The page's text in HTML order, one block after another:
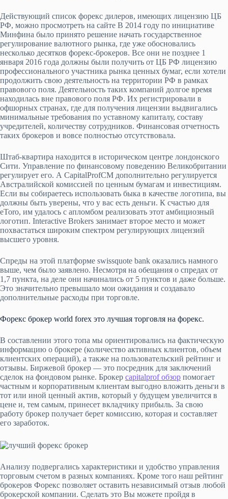
Действующий список форекс дилеров, имеющих лицензию ЦБ
РФ, можно просмотреть на сайте В 2014 году по инициативе
Минфина было принято решение начать государственное
регулирование валютного рынка, где уже обосновались
несколько десятков форекс-брокеров. Все они не позднее 1
января 2016 года должны были получить от ЦБ РФ лицензию
профессионального участника рынка ценных бумаг, если хотели
продолжить свою деятельность на территории РФ в рамках
правового поля. Деятельность таких компаний долгое время
находилась вне правового поля РФ. Их регистрировали в
офшорных странах, где для получения лицензии выдвигались
минимальные требования по уставному капиталу, составу
учредителей, количеству сотрудников. Финансовая отчетность
таких брокеров и вовсе полностью отсутствовала.
Штаб-квартира находится в историческом центре лондонского
Сити. Управление по финансовому поведению Великобритании
регулирует его. А CapitalProfCM дополнительно регулируется
Австралийской комиссией по ценным бумагам и инвестициям.
Если вы собираетесь использовать быка в качестве логотипа, вы
должны быть уверены, что у вас есть деньги. К счастью для
eToro, им удалось с апломбом реализовать этот амбициозный
логотип. Interactive Brokers занимает второе место и может
похвастаться широким спектром регулирующих лицензий
высшего уровня.
Спреды на этой платформе swissquote bank оказались намного
выше, чем было заявлено. Несмотря на обещания о спредах от
1,7 пункта, на деле они начинались от 5 пунктов и даже больше.
Это значительно превышало мои ожидания и создавало
дополнительные расходы при торговле.
Форекс брокер world forex это лучшая торговля на форекс.
В составлении этого топа мы ориентировались на фактическую
информацию о брокере (количество активных клиентов, объем
клиентских операций), а также на пользовательский рейтинг и
отзывы. Биржевой брокер — это посредник для заключений
сделок на фондовом рынке. Брокер capitalprof обзор помогает
частным и корпоративным клиентам выгодно вложить деньги в
тот или иной ценный актив, который у будущем увеличится в
цене и, тем самым, принесет вкладчику прибыль. За свою
работу брокер получает берет комиссию, которая и составляет
его заработок.
Анализу подвергались характеристики и удобство управления
торговым счетом в разных компаниях. Кроме того наш рейтинг
брокеров Форекс позволяет оставить независимый отзыв любой
брокерской компании. Сделать это Вы можете пройдя в